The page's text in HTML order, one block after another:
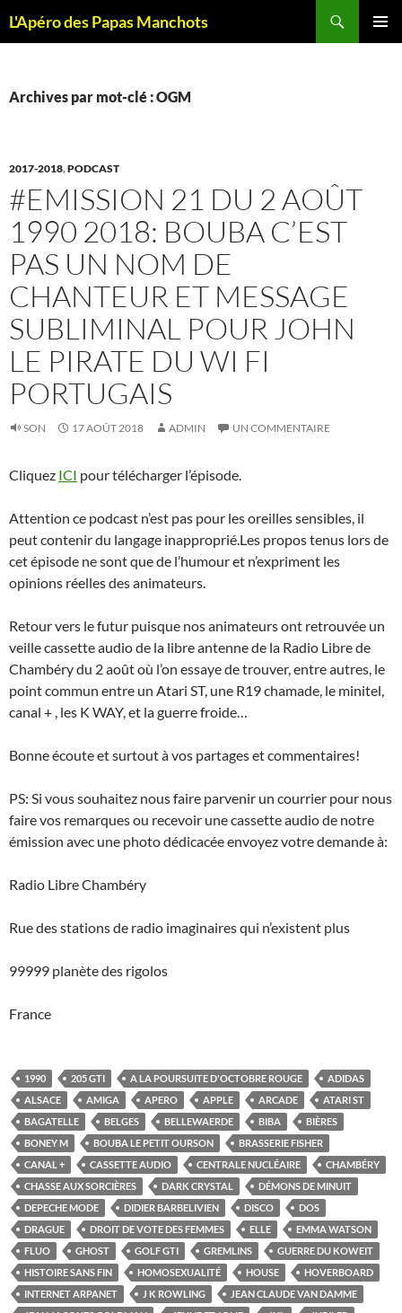
L'Apéro des Papas Manchots
Archives par mot-clé : OGM
2017-2018,PODCAST
#EMISSION 21 DU 2 AOÛT
1990 2018: BOUBA C’EST
PAS UN NOM DE
CHANTEUR ET MESSAGE
SUBLIMINAL POUR JOHN
LE PIRATE DU WI FI
PORTUGAIS
SON 17 AOÛT 2018 ADMIN UN COMMENTAIRE
Cliquez ICI pour télécharger l’épisode.
Attention ce podcast n’est pas pour les oreilles sensibles, il
peut contenir du langage inapproprié.Les propos tenus lors de
cet épisode ne sont que de l’humour et n’expriment les
opinions réelles des animateurs.
Retour vers le futur puisque nos animateurs ont retrouvée un
veille cassette audio de la libre antenne de la Radio Libre de
Chambéry du 2 août où l’on essaye de trouver, entre autres, le
point commun entre un Atari ST, une R19 chamade, le minitel,
canal + , les K WAY, et la guerre froide…
Bonne écoute et surtout à vos partages et commentaires!
PS: Si vous souhaitez nous faire parvenir un courrier pour nous
faire vos remarques ou recevoir une cassette audio de notre
émission avec une photo dédicacée envoyez votre demande à:
Radio Libre Chambéry
Rue des stations de radio imaginaires qui n’existent plus
99999 planète des rigolos
France
1990 205 GTI A LA POURSUITE D'OCTOBRE ROUGE
ADIDAS
ALSACE
AMIGA APERO APPLE ARCADE
ATARI ST
BAGATELLE
BELGES BELLEWAERDE BIBA
BIÈRES
BONEY M
BOUBA LE PETIT OURSON
BRASSERIE FISHER
CANAL +
CASSETTE AUDIO CENTRALE NUCLÉAIRE
CHAMBÉRY
CHASSE AUX SORCIÈRES
DARK CRYSTAL
DÉMONS DE MINUIT
DEPECHE MODE
DIDIER BARBELIVIEN DISCO
DOS
DRAGUE
DROIT DE VOTE DES FEMMES ELLE
EMMA WATSON
FLUO
GHOST GOLF GTI GREMLINS
GUERRE DU KOWEIT
HISTOIRE SANS FIN
HOMOSEXUALITÉ HOUSE
HOVERBOARD
INTERNET ARPANET
J K ROWLING
JEAN CLAUDE VAN DAMME